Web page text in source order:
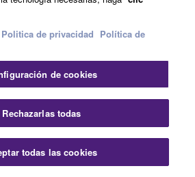
Rec'n'Share
Usa la app Rec'n'Share
para conectar tu
instrumento a una tablet,
y crea y comparte tus
interpretaciones en video
y con calidad de audio
profesional.
Politica de privacidad Política de
de cookies
Rechazarlas todas
todas las cookies